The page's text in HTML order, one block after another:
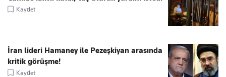
Kaydet
İran lideri Hamaney ile Pezeşkiyan arasında
kritik görüşme!
Kaydet